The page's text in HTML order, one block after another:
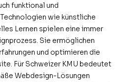
funktional und
wie künstliche
Lernen spielen eine immer
Sie ermöglichen
und optimieren die
Für Schweizer KMU bedeutet
Webdesign-Lösungen